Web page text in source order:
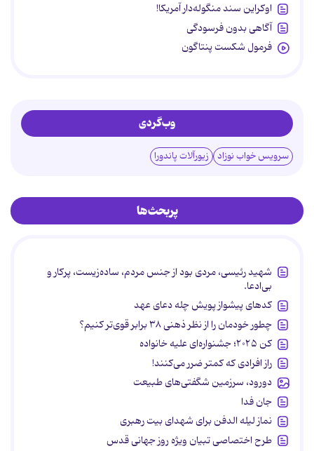
اوکراین سند منگوله‌دار آمریکا!
آگاهی بدون فرسودگی
فرمول شکست پنتاگون
وب‌گردی
سرویس خواب نوزاد زیورآلات پاندورا
پربحث‌ها
شهید رئیسی، مردی بود از جنس مردم، ساده‌زیست، پرکار و
بی‌ادعا.
کدهای پیشواز پویش چله دعای عهد
چطور خودمان را از نظر ذهنی ۳۸ برابر قوی‌تر کنیم؟
کن ۲۰۲۵؛ جشنواره‌ای علیه خانواده
راز افرادی که کمتر ضرر می‌کنند!
دورود، سرزمین شگفتی‌های طبیعت
جان فدا
نماز لیله الدفن برای شهدای بیت رهبری
طرح اختصاصی تبیان ویژه روز جهانی قدس